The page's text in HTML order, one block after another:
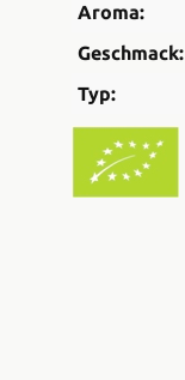
Aroma:
Geschmack:
Typ: